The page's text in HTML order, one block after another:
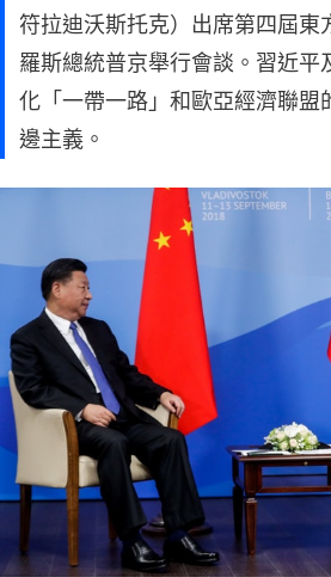
符拉迪沃斯托克）出席第四屆東
羅斯總統普京舉行會談。習近平
化「一帶一路」和歐亞經濟聯盟
邊主義。